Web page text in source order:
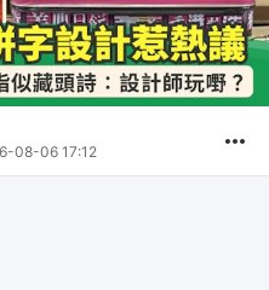
08-06 17:12